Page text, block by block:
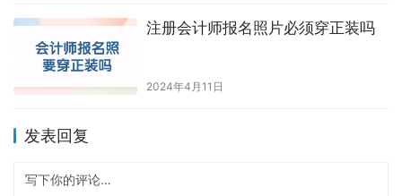
注册会计师报名照片必须穿正装吗
2024年4月11日
发表回复